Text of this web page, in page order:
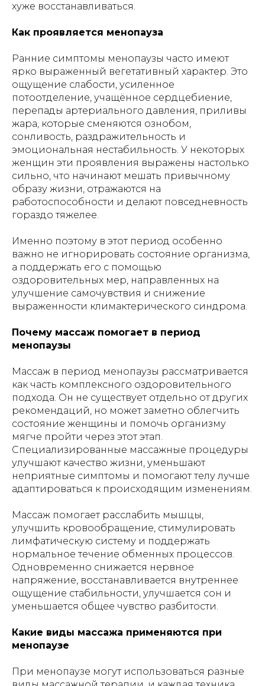
хуже восстанавливаться.
Как проявляется менопауза
Ранние симптомы менопаузы часто имеют
ярко выраженный вегетативный характер. Это
ощущение слабости, усиленное
потоотделение, учащённое сердцебиение,
перепады артериального давления, приливы
жара, которые сменяются ознобом,
сонливость, раздражительность и
эмоциональная нестабильность. У некоторых
женщин эти проявления выражены настолько
сильно, что начинают мешать привычному
образу жизни, отражаются на
работоспособности и делают повседневность
гораздо тяжелее.
Именно поэтому в этот период особенно
важно не игнорировать состояние организма,
а поддержать его с помощью
оздоровительных мер, направленных на
улучшение самочувствия и снижение
выраженности климактерического синдрома.
Почему массаж помогает в период
менопаузы
Массаж в период менопаузы рассматривается
как часть комплексного оздоровительного
подхода. Он не существует отдельно от других
рекомендаций, но может заметно облегчить
состояние женщины и помочь организму
мягче пройти через этот этап.
Специализированные массажные процедуры
улучшают качество жизни, уменьшают
неприятные симптомы и помогают телу лучше
адаптироваться к происходящим изменениям.
Массаж помогает расслабить мышцы,
улучшить кровообращение, стимулировать
лимфатическую систему и поддержать
нормальное течение обменных процессов.
Одновременно снижается нервное
напряжение, восстанавливается внутреннее
ощущение стабильности, улучшается сон и
уменьшается общее чувство разбитости.
Какие виды массажа применяются при
менопаузе
При менопаузе могут использоваться разные